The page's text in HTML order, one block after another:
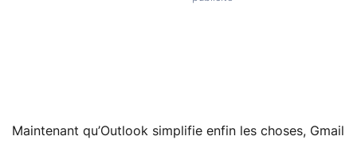
Maintenant qu’Outlook simplifie enfin les choses, Gmail